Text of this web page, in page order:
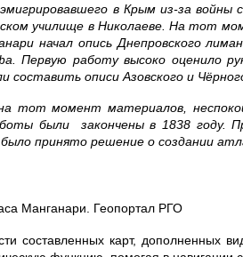
в Крым из-за
училище в Николаеве. На тот
начал опись Днепровского
Первую работу высоко оценило
описи Азовского и
тот момент материалов,
были закончены в 1838 году.
принято решение о создании
Манганари. Геопортал РГО
составленных карт, дополненных